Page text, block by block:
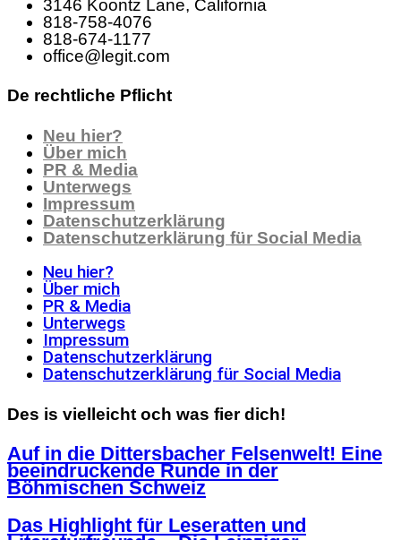
3146 Koontz Lane, California
818-758-4076
818-674-1177
office@legit.com
De rechtliche Pflicht
Neu hier?
Über mich
PR & Media
Unterwegs
Impressum
Datenschutzerklärung
Datenschutzerklärung für Social Media
Neu hier?
Über mich
PR & Media
Unterwegs
Impressum
Datenschutzerklärung
Datenschutzerklärung für Social Media
Des is vielleicht och was fier dich!
Auf in die Dittersbacher Felsenwelt! Eine
beeindruckende Runde in der
Böhmischen Schweiz
Das Highlight für Leseratten und